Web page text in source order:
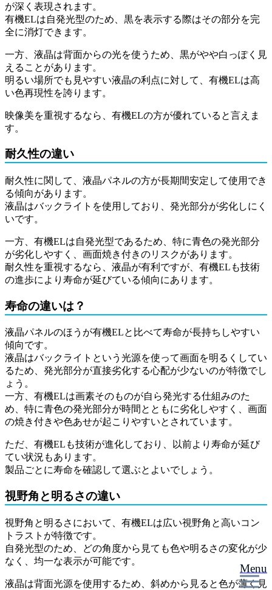
Menu
が深く表現されます。
有機ELは自発光型のため、黒を表示する際はその部分を完
全に消灯できます。
一方、液晶は背面からの光を使うため、黒がやや白っぽく見
えることがあります。
明るい場所でも見やすい液晶の利点に対して、有機ELは高
い色再現性を誇ります。
映像美を重視するなら、有機ELの方が優れていると言えま
す。
耐久性の違い
耐久性に関して、液晶パネルの方が長期間安定して使用でき
る傾向があります。
液晶はバックライトを使用しており、発光部分が劣化しにく
いです。
一方、有機ELは自発光型であるため、特に青色の発光部分
が劣化しやすく、画面焼き付きのリスクがあります。
耐久性を重視するなら、液晶が有利ですが、有機ELも技術
の進歩により寿命が延びている傾向にあります。
寿命の違いは？
液晶パネルのほうが有機ELと比べて寿命が長持ちしやすい
傾向です。
液晶はバックライトという光源を使って画面を明るくしてい
るため、発光部分が直接劣化する心配が少ないのが特徴でし
ょう。
一方、有機ELは画素そのものが自ら発光する仕組みのた
め、特に青色の発光部分が時間とともに劣化しやすく、画面
の焼き付きや色あせが起こりやすいとされています。
ただ、有機ELも技術が進化しており、以前より寿命が延び
てい状況もあります。
製品ごとに寿命を確認して選ぶとよいでしょう。
視野角と明るさの違い
視野角と明るさにおいて、有機ELは広い視野角と高いコン
トラストが特徴です。
自発光型のため、どの角度から見ても色や明るさの変化が少
なく、均一な表示が可能です。
液晶は背面光源を使用するため、斜めから見ると色が薄く見